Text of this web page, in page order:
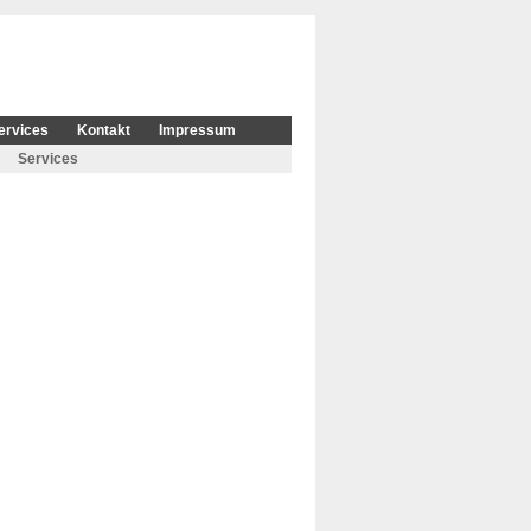
Kontakt
Impressum
Services